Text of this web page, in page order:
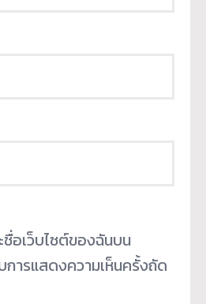
อเว็บไซต์ของฉันบน
การแสดงความเห็นครั้งถัด